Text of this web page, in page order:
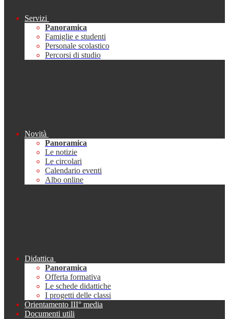
Servizi
Panoramica
Famiglie e studenti
Personale scolastico
Percorsi di studio
Novità
Panoramica
Le notizie
Le circolari
Calendario eventi
Albo online
Didattica
Panoramica
Offerta formativa
Le schede didattiche
I progetti delle classi
Orientamento III° media
Documenti utili